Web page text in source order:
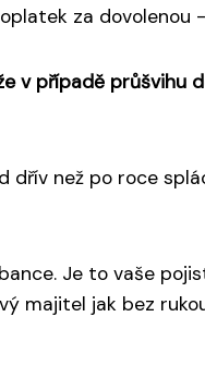
za
v případě průšvihu
dřív než po roce
Je to vaše
majitel jak bez